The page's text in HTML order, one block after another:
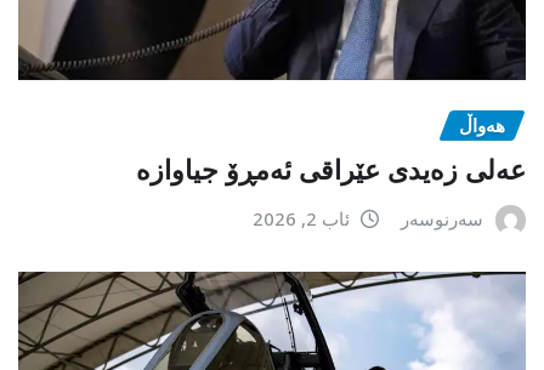
هەواڵ
عەلی زەیدی عێراقی ئەمڕۆ جیاوازە
سەرنوسەر ئاب 2, 2026